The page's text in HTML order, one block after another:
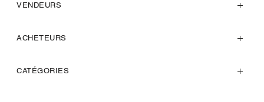
VENDEURS
ACHETEURS
CATÉGORIES